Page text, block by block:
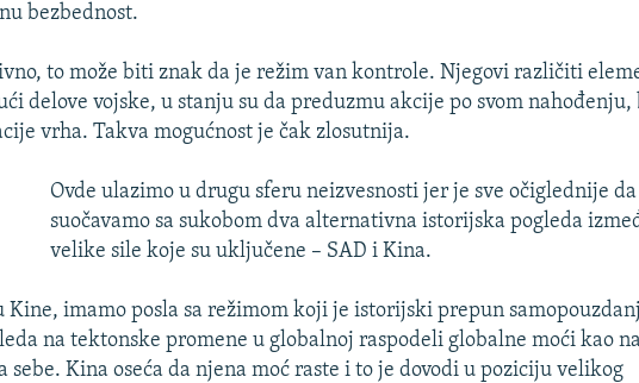
bezbednost.
to može biti znak da je režim van kontrole. Njegovi različiti
delove vojske, u stanju su da preduzmu akcije po svom nahođenju,
vrha. Takva mogućnost je čak zlosutnija.
Ovde ulazimo u drugu sferu neizvesnosti jer je sve očiglednije da
suočavamo sa sukobom dva alternativna istorijska pogleda
velike sile koje su uključene – SAD i Kina.
Kine, imamo posla sa režimom koji je istorijski prepun
na tektonske promene u globalnoj raspodeli globalne moći kao
sebe. Kina oseća da njena moć raste i to je dovodi u poziciju velikog